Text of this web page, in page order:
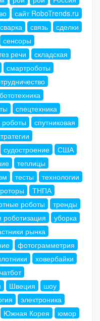
сайт RoboTrends.ru
сварка связь
сделки
сенсоры
речи
складская
смартроботы
спецтехника
роботы
спутниковая
судостроение
США
теплицы
тесты
технологии
ТНПА
роботы
тренды
уборка
рынка
фотограмметрия
ховербайки
чатбот
Швеция
шоу
электроника
Южная Корея юмор